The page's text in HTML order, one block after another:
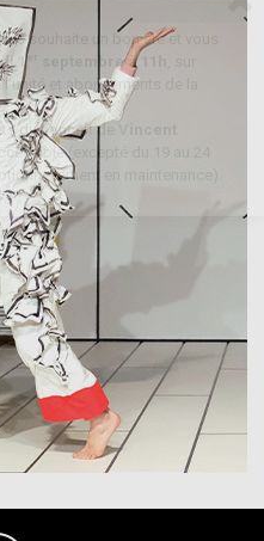
souhaite un bon été et vous
1er septembre à 11h
et abonnements de la
du concert de
(excepté du 19 au 24
en maintenance).